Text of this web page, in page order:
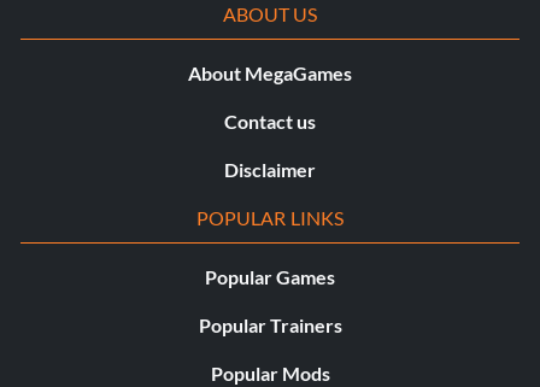
ABOUT US
About MegaGames
Contact us
Disclaimer
POPULAR LINKS
Popular Games
Popular Trainers
Popular Mods